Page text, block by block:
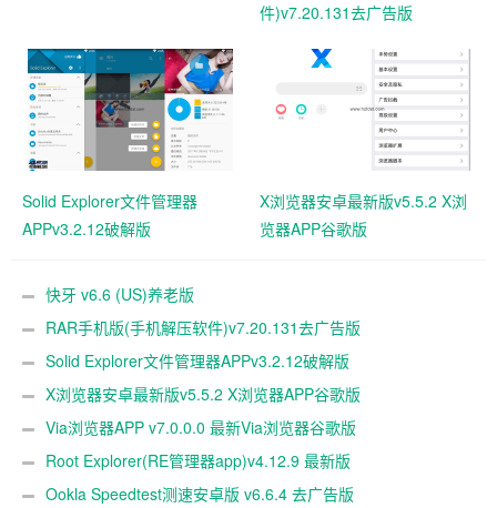
件)v7.20.131去广告版
Solid Explorer文件管理器
APPv3.2.12破解版
X浏览器安卓最新版v5.5.2 X浏
览器APP谷歌版
快牙 v6.6 (US)养老版
RAR手机版(手机解压软件)v7.20.131去广告版
Solid Explorer文件管理器APPv3.2.12破解版
X浏览器安卓最新版v5.5.2 X浏览器APP谷歌版
Via浏览器APP v7.0.0.0 最新Via浏览器谷歌版
Root Explorer(RE管理器app)v4.12.9 最新版
Ookla Speedtest测速安卓版 v6.6.4 去广告版